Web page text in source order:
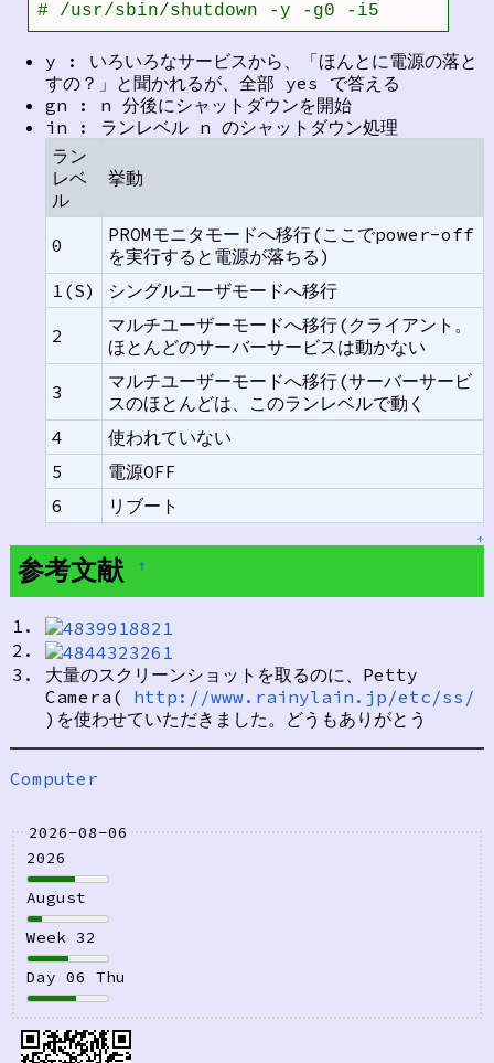
2026-08-06
2026
August
Week 32
Day 06 Thu
# /usr/sbin/shutdown -y -g0 -i5
y : いろいろなサービスから、「ほんとに電源の落と
すの？」と聞かれるが、全部 yes で答える
gn : n 分後にシャットダウンを開始
in : ランレベル n のシャットダウン処理
ラン
レベ
ル
挙動
0
PROMモニタモードへ移行(ここでpower-off
を実行すると電源が落ちる)
1(S)
シングルユーザモードへ移行
2
マルチユーザーモードへ移行(クライアント。
ほとんどのサーバーサービスは動かない
3
マルチユーザーモードへ移行(サーバーサービ
スのほとんどは、このランレベルで動く
4
使われていない
5
電源OFF
6
リブート
↑
参考文献 †
大量のスクリーンショットを取るのに、Petty
Camera( http://www.rainylain.jp/etc/ss/
)を使わせていただきました。どうもありがとう
Computer